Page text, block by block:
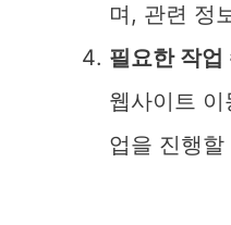
며, 관련 정
필요한 작업
웹사이트
업을 진행